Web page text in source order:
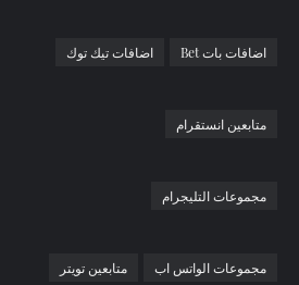
اضافات بات Bet اضافات تيك توك
متابعين انستقرام
مجموعات التليجرام
مجموعات الواتس اب متابعين تويتر